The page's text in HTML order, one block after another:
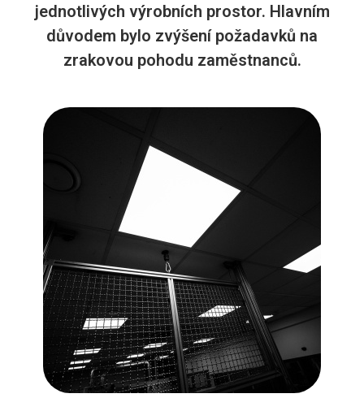
jednotlivých výrobních prostor. Hlavním
důvodem bylo zvýšení požadavků na
zrakovou pohodu zaměstnanců.